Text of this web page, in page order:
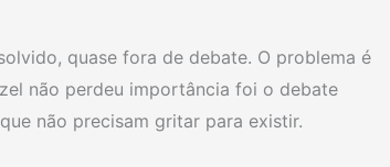
quase fora de debate. O problema é
não perdeu importância foi o debate
não precisam gritar para existir.